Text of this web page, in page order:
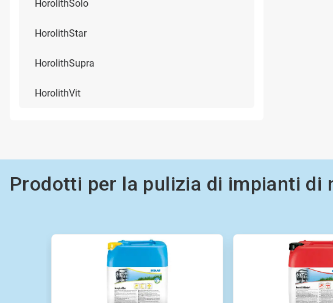
HorolithSolo
HorolithStar
HorolithSupra
HorolithVit
Prodotti per la pulizia di impianti di
Questa